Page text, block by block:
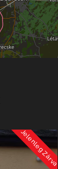
Jelenleg Zárva